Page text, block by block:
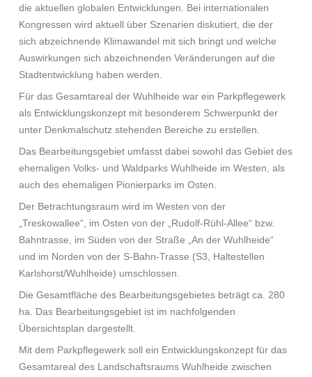
die aktuellen globalen Entwicklungen. Bei internationalen
Kongressen wird aktuell über Szenarien diskutiert, die der
sich abzeichnende Klimawandel mit sich bringt und welche
Auswirkungen sich abzeichnenden Veränderungen auf die
Stadtentwicklung haben werden.
Für das Gesamtareal der Wuhlheide war ein Parkpflegewerk
als Entwicklungskonzept mit besonderem Schwerpunkt der
unter Denkmalschutz stehenden Bereiche zu erstellen.
Das Bearbeitungsgebiet umfasst dabei sowohl das Gebiet des
ehemaligen Volks- und Waldparks Wuhlheide im Westen, als
auch des ehemaligen Pionierparks im Osten.
Der Betrachtungsraum wird im Westen von der
„Treskowallee“, im Osten von der „Rudolf-Rühl-Allee“ bzw.
Bahntrasse, im Süden von der Straße „An der Wuhlheide“
und im Norden von der S-Bahn-Trasse (S3, Haltestellen
Karlshorst/Wuhlheide) umschlossen.
Die Gesamtfläche des Bearbeitungsgebietes beträgt ca. 280
ha. Das Bearbeitungsgebiet ist im nachfolgenden
Übersichtsplan dargestellt.
Mit dem Parkpflegewerk soll ein Entwicklungskonzept für das
Gesamtareal des Landschaftsraums Wuhlheide zwischen